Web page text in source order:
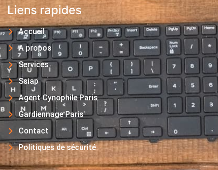
Liens rapides
Accueil
A propos
Services
Ssiap
Agent Cynophile Paris
Gardiennage Paris
Contact
Politiques de sécurité